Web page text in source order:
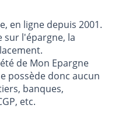
en ligne depuis 2001.
l'épargne, la
de Mon Epargne
possède donc aucun
banques,